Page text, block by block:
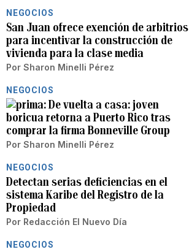
NEGOCIOS
San Juan ofrece exención de arbitrios
para incentivar la construcción de
vivienda para la clase media
Por Sharon Minelli Pérez
NEGOCIOS
De vuelta a casa: joven
boricua retorna a Puerto Rico tras
comprar la firma Bonneville Group
Por Sharon Minelli Pérez
NEGOCIOS
Detectan serias deficiencias en el
sistema Karibe del Registro de la
Propiedad
Por Redacción El Nuevo Día
NEGOCIOS